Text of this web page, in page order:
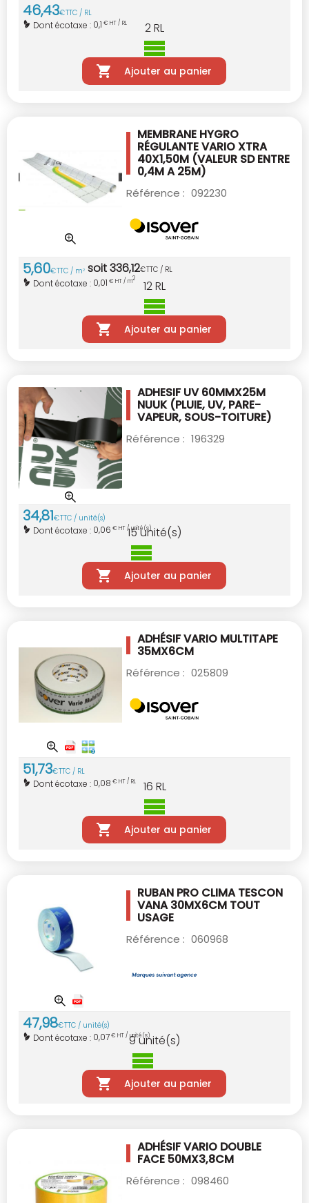
46,43€TTC / RL
Dont écotaxe : 0,1 € HT / RL 2RL
Ajouter au panier
MEMBRANE HYGRO
RÉGULANTE VARIO XTRA
40X1,50M (VALEUR SD ENTRE
0,4M A 25M)
Référence : 092230
5,60€TTC / m2 soit336,12€TTC / RL
Dont écotaxe : 0,01 € HT / m2 12RL
Ajouter au panier
ADHESIF UV 60MMX25M
NUUK (PLUIE, UV, PARE-
VAPEUR, SOUS-TOITURE)
Référence : 196329
34,81€TTC / unité(s)
Dont écotaxe : 0,06 € HT / unité(s)
15unité(s)
Ajouter au panier
ADHÉSIF VARIO MULTITAPE
35MX6CM
Référence : 025809
51,73€TTC / RL
Dont écotaxe : 0,08 € HT / RL 16 RL
Ajouter au panier
RUBAN PRO CLIMA TESCON
VANA 30MX6CM TOUT
USAGE
Référence : 060968
47,98€TTC / unité(s)
Dont écotaxe : 0,07€ HT / unité(s)
9unité(s)
Ajouter au panier
ADHÉSIF VARIO DOUBLE
FACE 50MX3,8CM
Référence : 098460